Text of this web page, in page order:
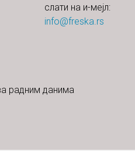
слати на и-мејл:
info@freska.rs
радним данима